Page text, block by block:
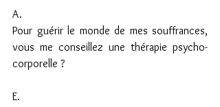
A.
Pour guérir le monde de mes souffrances,
vous me conseillez une thérapie psycho-
corporelle ?
E.